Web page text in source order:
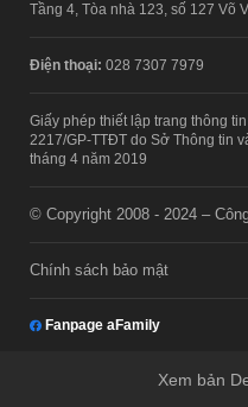
Tầng 4, Tòa nhà 123, số 127 Võ
Điện thoại: 028 7307 7979
Giấy phép thiết lập trang thông
2217/GP-TTĐT do Sở Thông tin
tháng 4 năm 2019
© Copyright 2008 - 2024 –
Chính sách bảo mật
Fanpage aFamily
Xem bản